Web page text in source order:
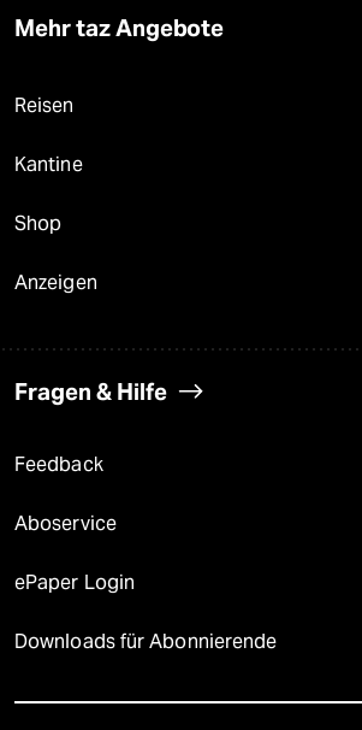
Mehr taz Angebote
Reisen
Kantine
Shop
Anzeigen
Fragen & Hilfe
Feedback
Aboservice
ePaper Login
Downloads für Abonnierende